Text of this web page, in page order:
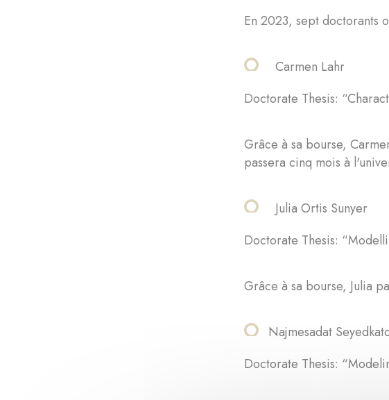
En 2023, sept doctorants
Carmen Lahr
Doctorate Thesis:
Grâce à sa bourse,
passera cinq mois à
Julia Ortis Sunyer
Doctorate Thesis:
Grâce à sa bourse, Julia
Najmesadat
Doctorate Thesis: